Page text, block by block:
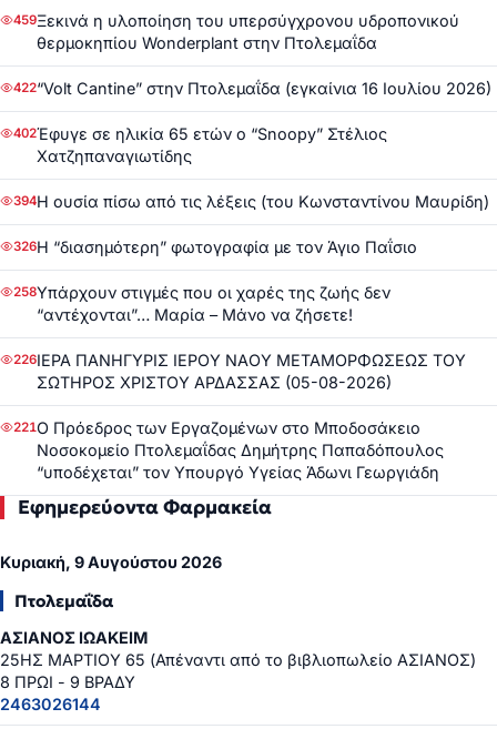
459Ξεκινά η υλοποίηση του υπερσύγχρονου υδροπονικού
θερμοκηπίου Wonderplant στην Πτολεμαΐδα
422“Volt Cantine” στην Πτολεμαΐδα (εγκαίνια 16 Ιουλίου 2026)
402Έφυγε σε ηλικία 65 ετών ο “Snoopy” Στέλιος
Χατζηπαναγιωτίδης
394Η ουσία πίσω από τις λέξεις (του Κωνσταντίνου Μαυρίδη)
326Η “διασημότερη” φωτογραφία με τον Άγιο Παΐσιο
258Υπάρχουν στιγμές που οι χαρές της ζωής δεν
“αντέχονται”… Μαρία – Μάνο να ζήσετε!
226ΙΕΡΑ ΠΑΝΗΓΥΡΙΣ ΙΕΡΟΥ ΝΑΟΥ ΜΕΤΑΜΟΡΦΩΣΕΩΣ ΤΟΥ
ΣΩΤΗΡΟΣ ΧΡΙΣΤΟΥ ΑΡΔΑΣΣΑΣ (05-08-2026)
221Ο Πρόεδρος των Εργαζομένων στο Μποδοσάκειο
Νοσοκομείο Πτολεμαΐδας Δημήτρης Παπαδόπουλος
“υποδέχεται” τον Υπουργό Υγείας Άδωνι Γεωργιάδη
Εφημερεύοντα Φαρμακεία
Κυριακή, 9 Αυγούστου 2026
Πτολεμαΐδα
ΑΣΙΑΝΟΣ ΙΩΑΚΕΙΜ
25ΗΣ ΜΑΡΤΙΟΥ 65 (Απέναντι από το βιβλιοπωλείο ΑΣΙΑΝΟΣ)
8 ΠΡΩΙ - 9 ΒΡΑΔΥ
2463026144